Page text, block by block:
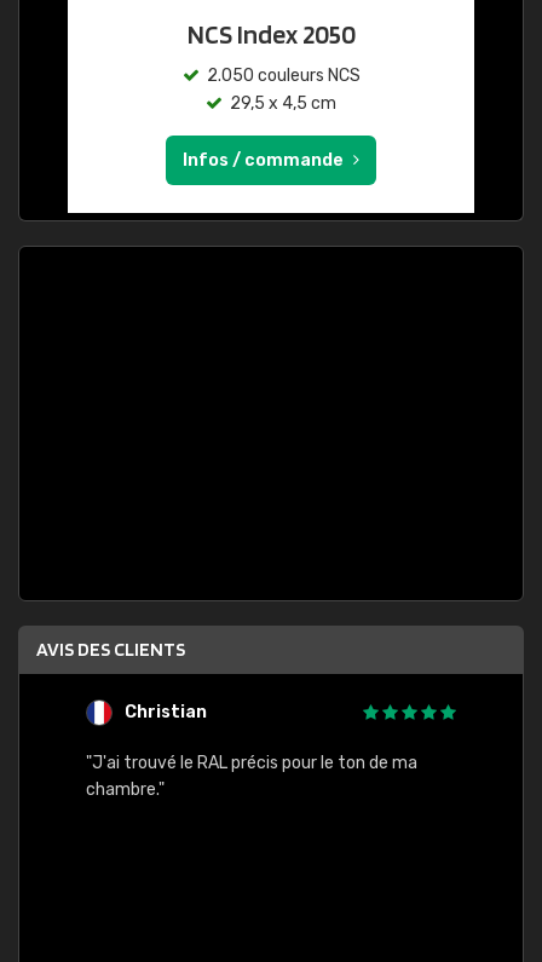
NCS Index 2050
2.050 couleurs NCS
29,5 x 4,5 cm
Infos / commande
AVIS DES CLIENTS
Christian
"J'ai trouvé le RAL précis pour le ton de ma
chambre."